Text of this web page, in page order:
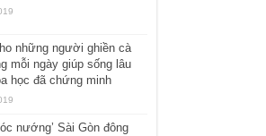
những người ghiền cà
mỗi ngày giúp sống lâu
học đã chứng minh
nướng’ Sài Gòn đông